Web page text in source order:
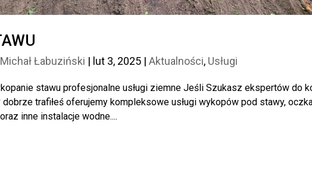
Michał Łabuziński | lut 3, 2025 |Aktualności, Usługi
stawu profesjonalne usługi ziemne Jeśli Szukasz ekspertów do
trafiłeś oferujemy kompleksowe usługi wykopów pod stawy,
inne instalacje wodne....